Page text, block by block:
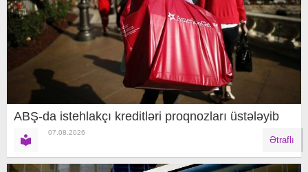
ABŞ-da istehlakçı kreditləri proqnozları üstələyib
07.08.2026
Ətraflı